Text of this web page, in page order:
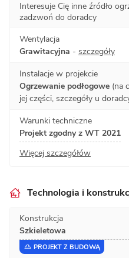
Interesuje Cię inne źródło
zadzwoń do doradcy
Wentylacja
Grawitacyjna - szczegóły
Instalacje w projekcie
Ogrzewanie podłogowe (na
jej części, szczegóły u
Warunki techniczne
Projekt zgodny z WT 2021
Więcej szczegółów
Technologia i
Konstrukcja
Szkieletowa
PROJEKT Z BUDOWĄ